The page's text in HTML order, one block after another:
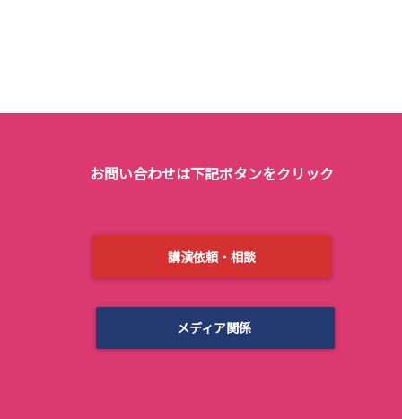
お問い合わせは下記ボタンをクリック
講演依頼・相談
メディア関係